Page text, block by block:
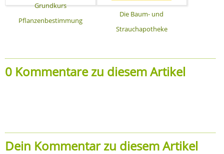
Grundkurs
Pflanzenbestimmung
Die Baum- und
Strauchapotheke
0 Kommentare zu diesem Artikel
Dein Kommentar zu diesem Artikel